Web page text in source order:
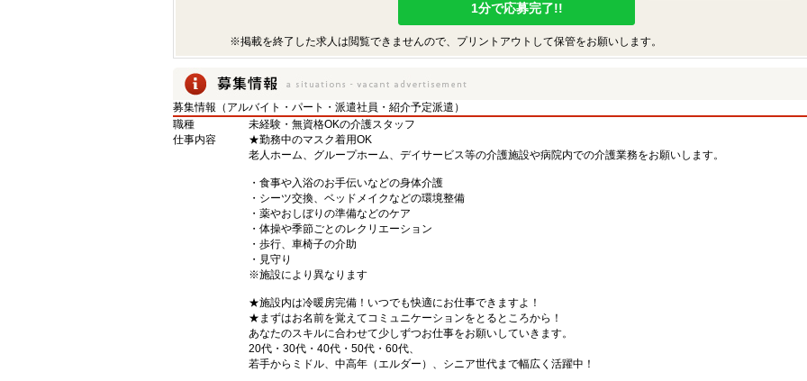
1分で応募完了!!
※掲載を終了した求人は閲覧できませんので、プリントアウトして保管をお願いします。
募集情報（アルバイト・パート・派遣社員・紹介予定派遣）
職種
未経験・無資格OKの介護スタッフ
仕事内容
★勤務中のマスク着用OK
老人ホーム、グループホーム、デイサービス等の介護施設や病院内での介護業務をお願いします。
・食事や入浴のお手伝いなどの身体介護
・シーツ交換、ベッドメイクなどの環境整備
・薬やおしぼりの準備などのケア
・体操や季節ごとのレクリエーション
・歩行、車椅子の介助
・見守り
※施設により異なります
★施設内は冷暖房完備！いつでも快適にお仕事できますよ！
★まずはお名前を覚えてコミュニケーションをとるところから！
あなたのスキルに合わせて少しずつお仕事をお願いしていきます。
20代・30代・40代・50代・60代、
若手からミドル、中高年（エルダー）、シニア世代まで幅広く活躍中！